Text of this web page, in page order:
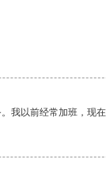
以前经常加班，现